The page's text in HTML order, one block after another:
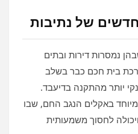
של נתיבות
נמסרות דירות ובתים
בית חכם כבר בשלב
יותר מהתקנה בדיעבד.
באקלים הנגב החם, שבו
לחסוך משמעותית